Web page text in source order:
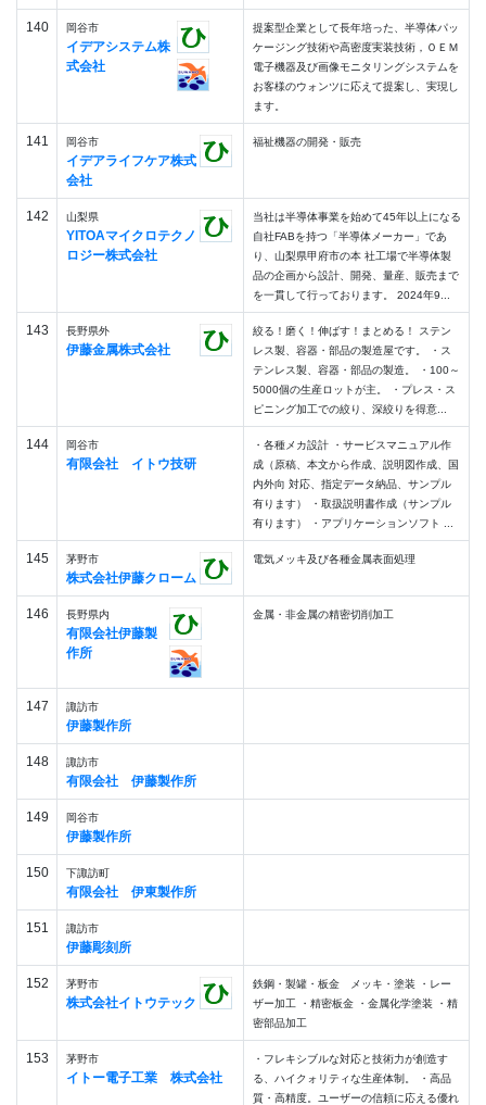
140 岡谷市
イデアシステム株
式会社
提案型企業として長年培った、半導体パッ
ケージング技術や高密度実装技術，ＯＥＭ
電子機器及び画像モニタリングシステムを
お客様のウォンツに応えて提案し、実現し
ます。
141 岡谷市
イデアライフケア株式
会社
福祉機器の開発・販売
142 山梨県
YITOAマイクロテクノ
ロジー株式会社
当社は半導体事業を始めて45年以上になる
自社FABを持つ「半導体メーカー」であ
り、山梨県甲府市の本 社工場で半導体製
品の企画から設計、開発、量産、販売まで
を一貫して行っております。 2024年9...
143 長野県外
伊藤金属株式会社
絞る！磨く！伸ばす！まとめる！ ステン
レス製、容器・部品の製造屋です。 ・ス
テンレス製、容器・部品の製造。 ・100～
5000個の生産ロットが主。 ・プレス・ス
ピニング加工での絞り、深絞りを得意...
144 岡谷市
有限会社 イトウ技研
・各種メカ設計 ・サービスマニュアル作
成（原稿、本文から作成、説明図作成、国
内外向 対応、指定データ納品、サンプル
有ります） ・取扱説明書作成（サンプル
有ります） ・アプリケーションソフト ...
145 茅野市
株式会社伊藤クローム
電気メッキ及び各種金属表面処理
146 長野県内
有限会社伊藤製
作所
金属・非金属の精密切削加工
147 諏訪市
伊藤製作所
148 諏訪市
有限会社 伊藤製作所
149 岡谷市
伊藤製作所
150 下諏訪町
有限会社 伊東製作所
151 諏訪市
伊藤彫刻所
152 茅野市
株式会社イトウテック
鉄鋼・製罐・板金 メッキ・塗装 ・レー
ザー加工 ・精密板金 ・金属化学塗装 ・精
密部品加工
153 茅野市
イトー電子工業 株式会社
・フレキシブルな対応と技術力が創造す
る、ハイクォリティな生産体制。 ・高品
質・高精度。ユーザーの信頼に応える優れ